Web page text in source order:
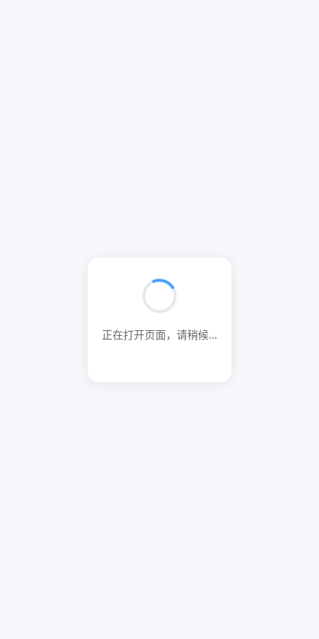
正在打开页面，请稍候...